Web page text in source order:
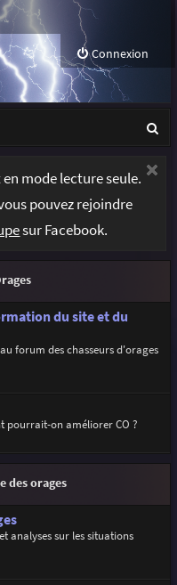
Connexion
r
mode lecture seule.
pouvez rejoindre
sur Facebook.
du site et du
forum des chasseurs d'orages
pourrait-on améliorer CO ?
des orages
analyses sur les situations